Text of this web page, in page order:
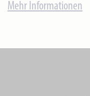
Mehr Informationen